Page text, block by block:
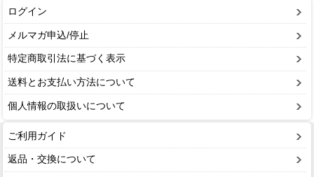
ログイン
メルマガ申込/停止
特定商取引法に基づく表示
送料とお支払い方法について
個人情報の取扱いについて
ご利用ガイド
返品・交換について